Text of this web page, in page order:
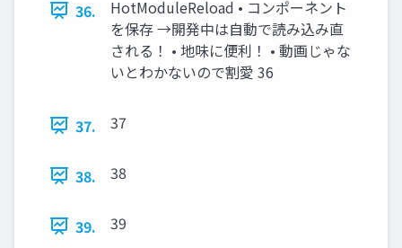
36.
HotModuleReload • コンポーネント
を保存 →開発中は自動で読み込み直
される！ • 地味に便利！ • 動画じゃな
いとわかないので割愛 36
37. 37
38. 38
39. 39